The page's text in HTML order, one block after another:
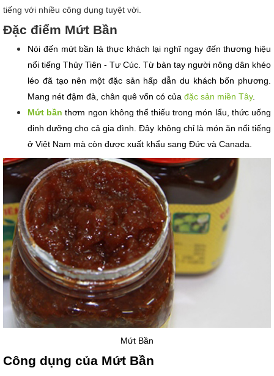
tiếng với nhiều công dụng tuyệt vời.
Đặc điểm Mứt Bần
Nói đến mứt bần là thực khách lại nghĩ ngay đến thương hiệu
nổi tiếng Thủy Tiên - Tư Cúc. Từ bàn tay người nông dân khéo
léo đã tạo nên một đặc sản hấp dẫn du khách bốn phương.
Mang nét đậm đà, chân quê vốn có của đặc sản miền Tây.
Mứt bần thơm ngon không thể thiếu trong món lẩu, thức uống
dinh dưỡng cho cả gia đình. Đây không chỉ là món ăn nổi tiếng
ở Việt Nam mà còn được xuất khẩu sang Đức và Canada.
Mứt Bần
Công dụng của Mứt Bần